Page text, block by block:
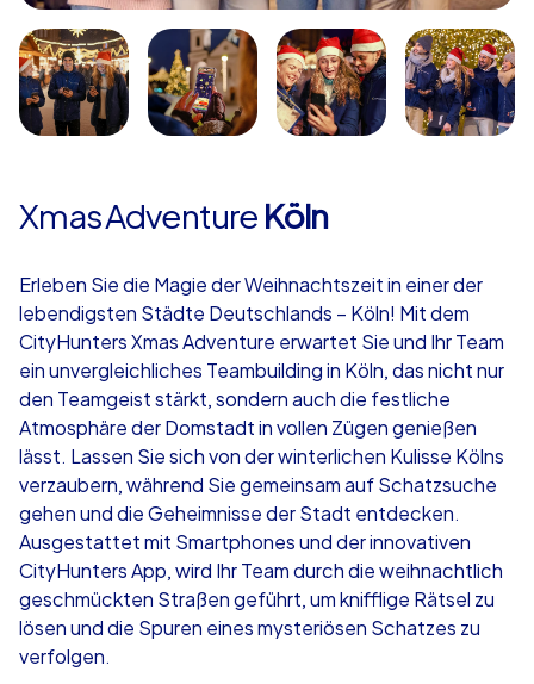
Xmas Adventure Köln
Erleben Sie die Magie der Weihnachtszeit in einer der
lebendigsten Städte Deutschlands – Köln! Mit dem
CityHunters Xmas Adventure erwartet Sie und Ihr Team
ein unvergleichliches Teambuilding in Köln, das nicht nur
den Teamgeist stärkt, sondern auch die festliche
Atmosphäre der Domstadt in vollen Zügen genießen
lässt. Lassen Sie sich von der winterlichen Kulisse Kölns
verzaubern, während Sie gemeinsam auf Schatzsuche
gehen und die Geheimnisse der Stadt entdecken.
Ausgestattet mit Smartphones und der innovativen
CityHunters App, wird Ihr Team durch die weihnachtlich
geschmückten Straßen geführt, um knifflige Rätsel zu
lösen und die Spuren eines mysteriösen Schatzes zu
verfolgen.